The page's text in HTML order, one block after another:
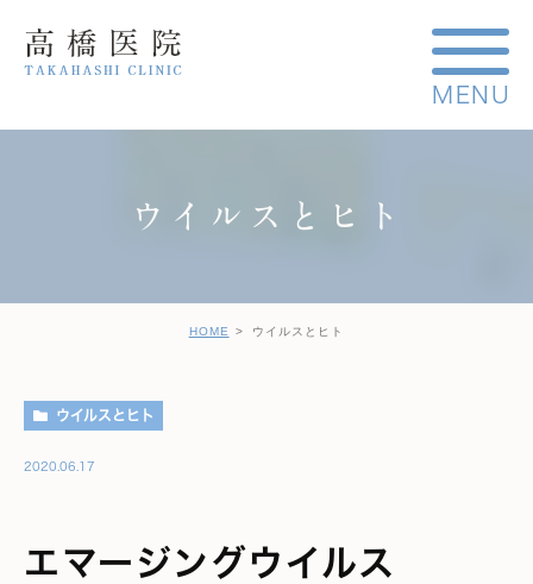
ウイルスとヒト
HOME ウイルスとヒト
ウイルスとヒト
2020.06.17
エマージングウイルス